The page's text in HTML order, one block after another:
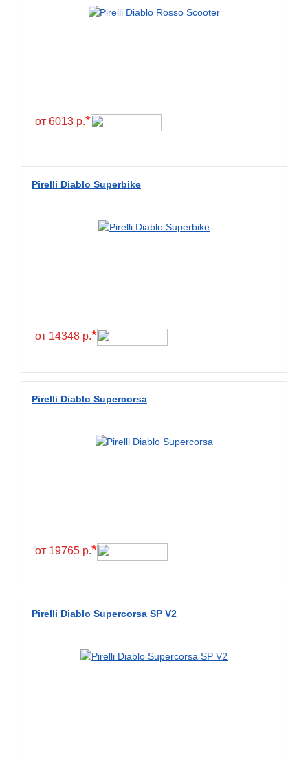
Titan
Wanmao
Wincross
от 6013 р.*
Pirelli Diablo Superbike
от 14348 р.*
Pirelli Diablo Supercorsa
от 19765 р.*
Pirelli Diablo Supercorsa SP V2